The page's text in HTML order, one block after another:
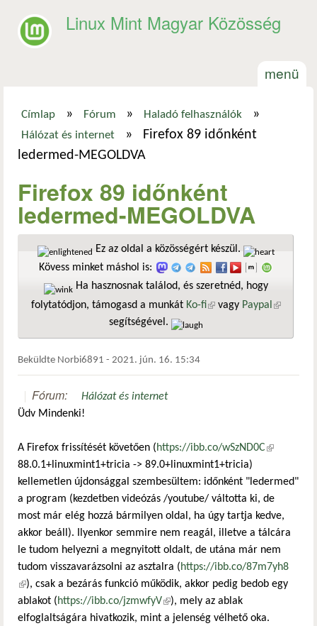
Linux Mint Magyar Közösség
menü
Jelenlegi hely
Címlap » Fórum » Haladó felhasználók »
Hálózat és internet »
Firefox 89 időnként
ledermed-MEGOLDVA
Firefox 89 időnként
ledermed-MEGOLDVA
Ez az oldal a közösségért készül.
Kövess minket máshol is:
Ha hasznosnak találod, és szeretnéd, hogy
folytatódjon, támogasd a munkát Ko-fi(külső hivatkozás)
vagy Paypal
segítségével.
Beküldte Norbi6891 - 2021. jún. 16. 15:34
Fórum:
Hálózat és internet
Üdv Mindenki!
A Firefox frissítését követően (https://ibb.co/wSzND0C(külső
88.0.1+linuxmint1+tricia -> 89.0+linuxmint1+tricia)
kellemetlen újdonsággal szembesültem: időnként "ledermed"
a program (kezdetben videózás /youtube/ váltotta ki, de
most már elég hozzá bármilyen oldal, ha úgy tartja kedve,
akkor beáll). Ilyenkor semmire nem reagál, illetve a tálcára
le tudom helyezni a megnyitott oldalt, de utána már nem
tudom visszavarázsolni az asztalra (https://ibb.co/87m7yh8
(külső hivatkozás)
), csak a bezárás funkció működik, akkor pedig bedob egy
ablakot (https://ibb.co/jzmwfyV(külső hivatkozás)
), mely az ablak
elfoglaltságára hivatkozik, mint a jelenség vélhető oka.